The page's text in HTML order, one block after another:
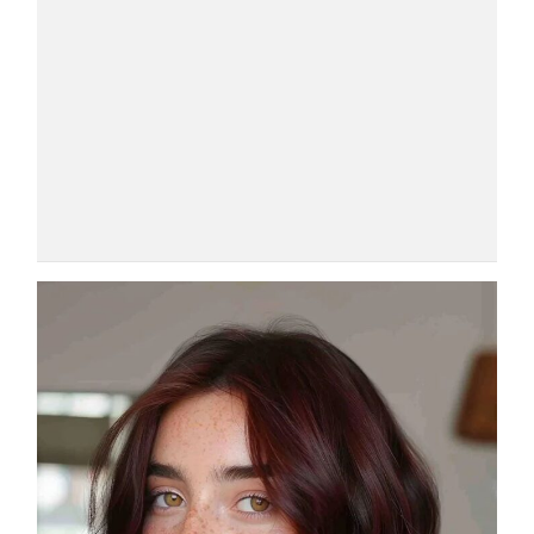
COSMOPROF WORLDWIDE BOLOGNA
Cosmprof Worldwide Bologna
presenta THE BEAUTY &
WELLNESS CONGRESS 2022: I